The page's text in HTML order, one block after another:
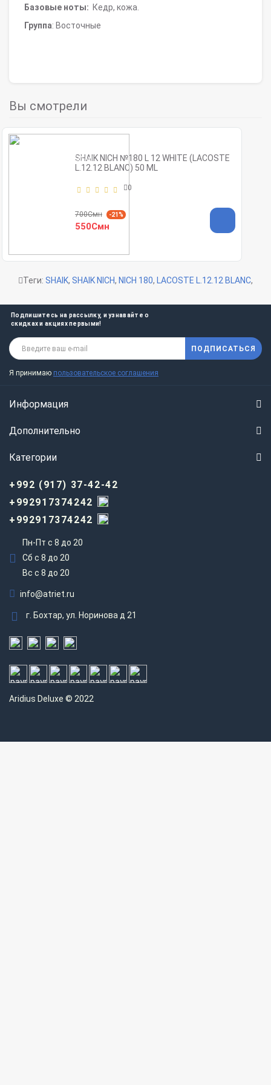
Базовые ноты: Кедр, кожа.
Группа: Восточные
Вы смотрели
SHAIK NICH №180 L 12 WHITE (LACOSTE
L.12.12 BLANC) 50 ML
0
700Смн -21%
550Смн
Теги: SHAIK, SHAIK NICH, NICH 180, LACOSTE L.12.12 BLANC,
Подпишитесь на рассылку, и узнавайте о
скидках и акциях первыми!
ПОДПИСАТЬСЯ
Я принимаю пользовательское соглашения
Информация
Дополнительно
Категории
+992 (917) 37-42-42
+992917374242
+992917374242
Пн-Пт с 8 до 20
Сб с 8 до 20
Вс c 8 до 20
info@atriet.ru
г. Бохтар, ул. Норинова д 21
Aridius Deluxe © 2022